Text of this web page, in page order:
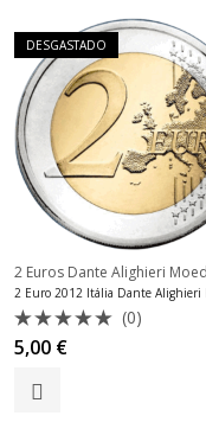
DESGASTADO
2 Euros Dante Alighieri
2 Euro 2012 Itália Dante Alighieri
Avaliação
0
de
(0)
5,00 €